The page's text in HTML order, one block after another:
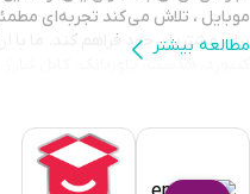
موبایل ، تلاش می‌کند تجربه‌ای
برای مشتریان خود فراهم کند. ما با
کیبورد، هدست، پاوربانک، کابل
تمامی محصولات ارائه شده در
هستند تا مشتریان با اطمینان
آماده‌ی پاسخگویی و راهنمایی است
مطالعه بیشتر